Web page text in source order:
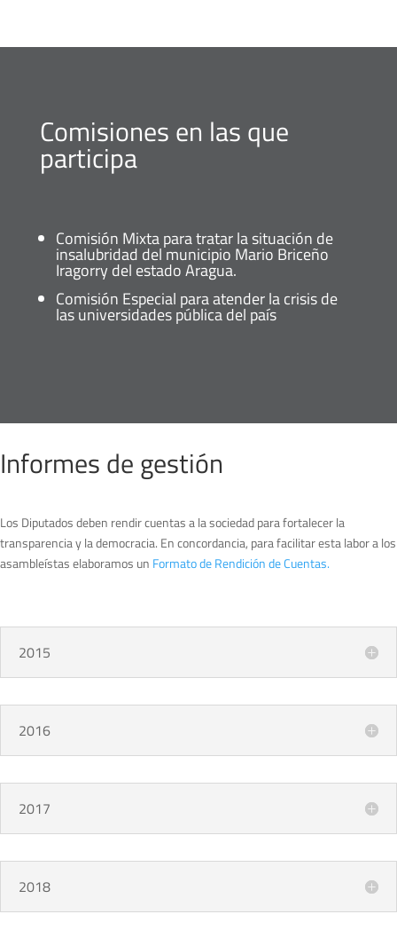
Comisiones en las que
participa
Comisión Mixta para tratar la situación de
insalubridad del municipio Mario Briceño
Iragorry del estado Aragua.
Comisión Especial para atender la crisis de
las universidades pública del país
Informes de gestión
Los Diputados deben rendir cuentas a la sociedad para fortalecer la
transparencia y la democracia. En concordancia, para facilitar esta labor a los
asambleístas elaboramos un Formato de Rendición de Cuentas.
2015
2016
2017
2018